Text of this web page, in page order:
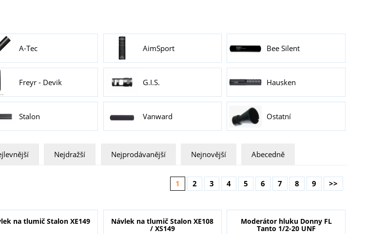
A-Tec AimSport Bee Silent
Freyr - Devik G.I.S. Hausken
Stalon Vanward Ostatní
Nejdražší Nejprodávanější Nejnovější Abecedně
1 2 3 4 5 6 7 8 9 >>
na tlumič Stalon XE149 Návlek na tlumič Stalon XE108
/ XS149
Moderátor hluku Donny FL
Tanto 1/2-20 UNF